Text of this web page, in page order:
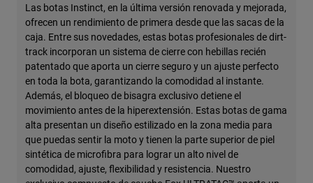
Las botas Instinct, en la última versión renovada y mejorada,
ofrecen un rendimiento de primera desde que las sacas de la
caja. Entre sus novedades, estas botas profesionales de dirt-
track incorporan un sistema de cierre con hebillas recién
patentado que aporta un cierre seguro y un ajuste perfecto
en toda la bota, garantizando la comodidad al instante.
Además, el bloqueo de bisagra exclusivo detiene el
movimiento antes de la hiperextensión. Estas botas de gama
alta presentan un diseño estilizado en la zona media para
que puedas sentir la moto y tienen la parte superior de piel
sintética de microfibra para lograr un alto nivel de
comodidad, ajuste, flexibilidad y resistencia. Nuestro